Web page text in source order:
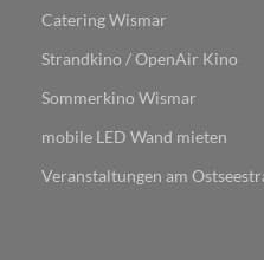
Catering Wismar
Strandkino / OpenAir Kino
Sommerkino Wismar
mobile LED Wand mieten
Veranstaltungen am